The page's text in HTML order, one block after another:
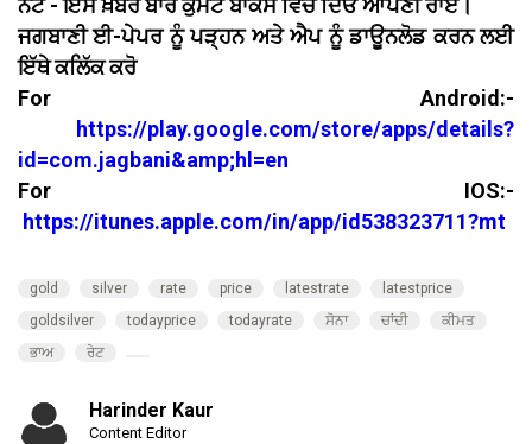
ਨੋਟ - ਇਸ ਖ਼ਬਰ ਬਾਰੇ ਕੁਮੈਂਟ ਬਾਕਸ ਵਿਚ ਦਿਓ ਆਪਣੀ ਰਾਏ।
ਜਗਬਾਣੀ ਈ-ਪੇਪਰ ਨੂੰ ਪੜ੍ਹਨ ਅਤੇ ਐਪ ਨੂੰ ਡਾਊਨਲੋਡ ਕਰਨ ਲਈ
ਇੱਥੇ ਕਲਿੱਕ ਕਰੋ
For Android:-
https://play.google.com/store/apps/details?
id=com.jagbani&amp;hl=en
For IOS:-
https://itunes.apple.com/in/app/id538323711?mt
gold silver rate price latestrate
latestprice
goldsilver
todayprice todayrate ਸੋਨਾ ਚਾਂਦੀ
ਕੀਮਤ
ਭਾਅ
ਰੇਟ
Harinder Kaur
Content Editor